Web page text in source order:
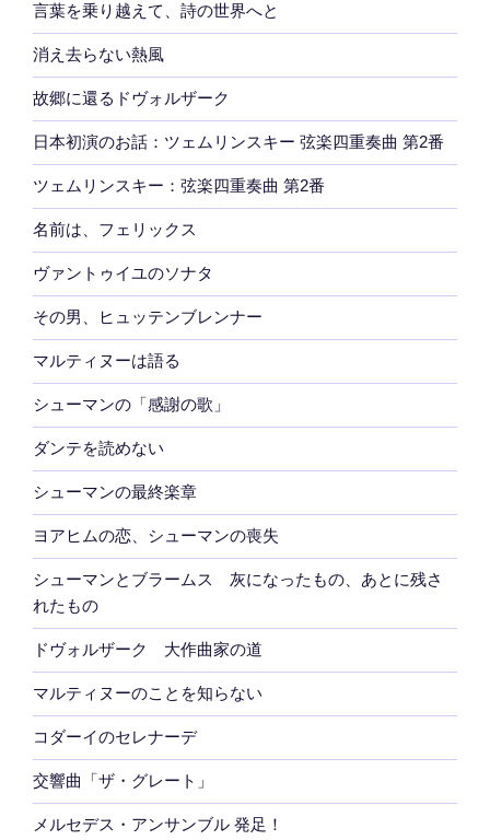
言葉を乗り越えて、詩の世界へと
消え去らない熱風
故郷に還るドヴォルザーク
日本初演のお話：ツェムリンスキー 弦楽四重奏曲 第2番
ツェムリンスキー：弦楽四重奏曲 第2番
名前は、フェリックス
ヴァントゥイユのソナタ
その男、ヒュッテンブレンナー
マルティヌーは語る
シューマンの「感謝の歌」
ダンテを読めない
シューマンの最終楽章
ヨアヒムの恋、シューマンの喪失
シューマンとブラームス 灰になったもの、あとに残さ
れたもの
ドヴォルザーク 大作曲家の道
マルティヌーのことを知らない
コダーイのセレナーデ
交響曲「ザ・グレート」
メルセデス・アンサンブル 発足！